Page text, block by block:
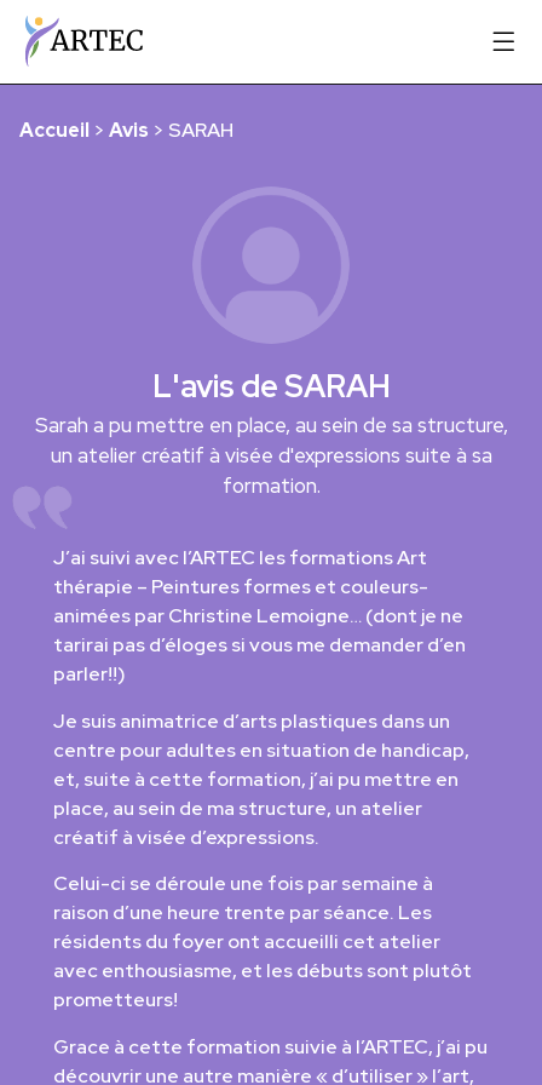
Accueil >Avis > SARAH
L'avis de SARAH
Sarah a pu mettre en place, au sein de sa structure,
un atelier créatif à visée d'expressions suite à sa
formation.
J’ai suivi avec l’ARTEC les formations Art
thérapie – Peintures formes et couleurs-
animées par Christine Lemoigne… (dont je ne
tarirai pas d’éloges si vous me demander d’en
parler!!)
Je suis animatrice d’arts plastiques dans un
centre pour adultes en situation de handicap,
et, suite à cette formation, j’ai pu mettre en
place, au sein de ma structure, un atelier
créatif à visée d’expressions.
Celui-ci se déroule une fois par semaine à
raison d’une heure trente par séance. Les
résidents du foyer ont accueilli cet atelier
avec enthousiasme, et les débuts sont plutôt
prometteurs!
Grace à cette formation suivie à l’ARTEC, j’ai pu
découvrir une autre manière « d’utiliser » l’art,